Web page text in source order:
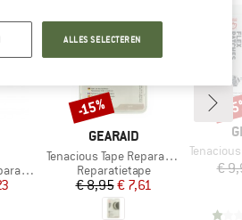
prijs
MERK
GEARAID
Artikel
Tenacious Tape Reparatur Flicken
Productgroep
Reparatietape
Prijs
€ 8,95Verlaagde prijs
€ 7,61
Korting
-15%
Artikel
Tenacious
€
-
ALLES SELECTEREN